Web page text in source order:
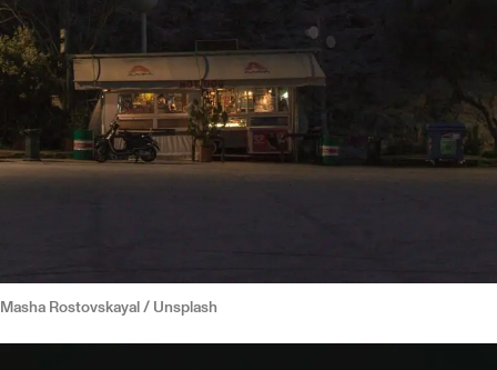
Masha Rostovskayal / Unsplash